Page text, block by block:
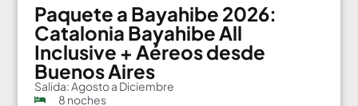
Paquete a Bayahibe 2026:
Catalonia Bayahibe All
Inclusive + Aéreos desde
Buenos Aires
Salida: Agosto a Diciembre
8 noches